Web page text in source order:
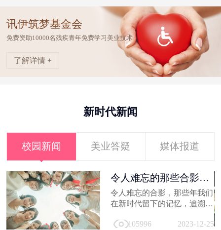
讯伊筑梦基金会
免费资助10000名残疾青年免费学习美业技术
了解详情 +
新时代新闻
校园新闻 美业答疑 媒体报道
令人难忘的那些合影，
新时代学员...
令人难忘的合影，那些年我们
在新时代留下的记忆，追溯时
105996
2023-12-25